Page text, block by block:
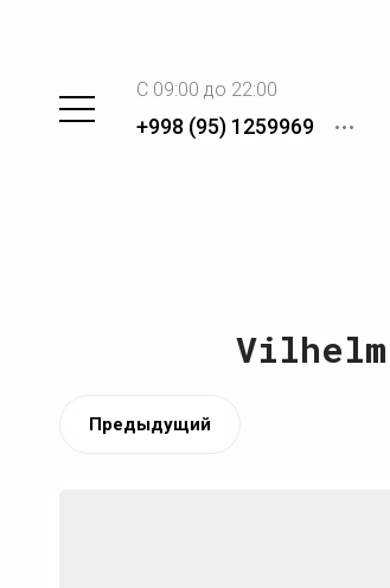
C 09:00 до 22:00
+998 (95) 1259969
Предыдущий